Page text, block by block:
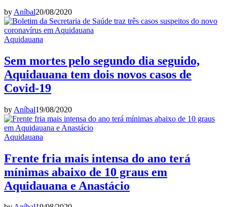
by Aníbal20/08/2020
Aquidauana
Sem mortes pelo segundo dia seguido,
Aquidauana tem dois novos casos de
Covid-19
by Aníbal19/08/2020
Aquidauana
Frente fria mais intensa do ano terá
mínimas abaixo de 10 graus em
Aquidauana e Anastácio